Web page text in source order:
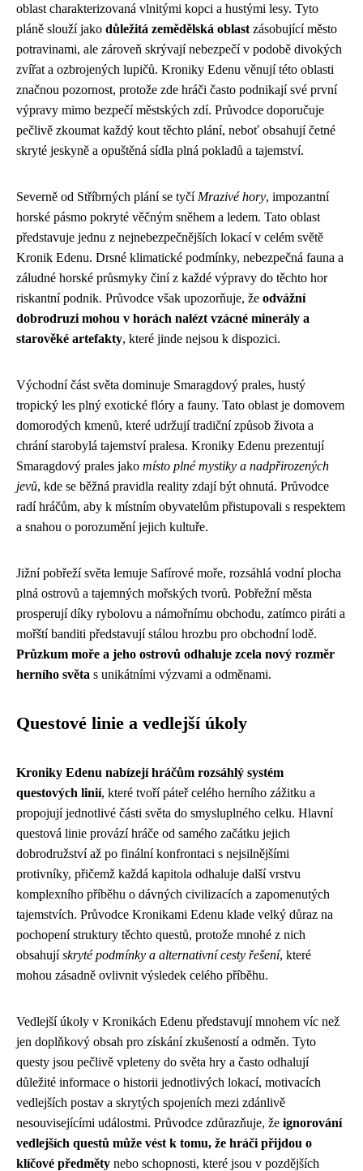
oblast charakterizovaná vlnitými kopci a hustými lesy. Tyto
pláně slouží jako důležitá zemědělská oblast zásobující město
potravinami, ale zároveň skrývají nebezpečí v podobě divokých
zvířat a ozbrojených lupičů. Kroniky Edenu věnují této oblasti
značnou pozornost, protože zde hráči často podnikají své první
výpravy mimo bezpečí městských zdí. Průvodce doporučuje
pečlivě zkoumat každý kout těchto plání, neboť obsahují četné
skryté jeskyně a opuštěná sídla plná pokladů a tajemství.
Severně od Stříbrných plání se tyčí Mrazivé hory, impozantní
horské pásmo pokryté věčným sněhem a ledem. Tato oblast
představuje jednu z nejnebezpečnějších lokací v celém světě
Kronik Edenu. Drsné klimatické podmínky, nebezpečná fauna a
záludné horské průsmyky činí z každé výpravy do těchto hor
riskantní podnik. Průvodce však upozorňuje, že odvážní
dobrodruzi mohou v horách nalézt vzácné minerály a
starověké artefakty, které jinde nejsou k dispozici.
Východní část světa dominuje Smaragdový prales, hustý
tropický les plný exotické flóry a fauny. Tato oblast je domovem
domorodých kmenů, které udržují tradiční způsob života a
chrání starobylá tajemství pralesa. Kroniky Edenu prezentují
Smaragdový prales jako místo plné mystiky a nadpřirozených
jevů, kde se běžná pravidla reality zdají být ohnutá. Průvodce
radí hráčům, aby k místním obyvatelům přistupovali s respektem
a snahou o porozumění jejich kultuře.
Jižní pobřeží světa lemuje Safírové moře, rozsáhlá vodní plocha
plná ostrovů a tajemných mořských tvorů. Pobřežní města
prosperují díky rybolovu a námořnímu obchodu, zatímco piráti a
mořští banditi představují stálou hrozbu pro obchodní lodě.
Průzkum moře a jeho ostrovů odhaluje zcela nový rozměr
herního světa s unikátními výzvami a odměnami.
Questové linie a vedlejší úkoly
Kroniky Edenu nabízejí hráčům rozsáhlý systém
questových linií, které tvoří páteř celého herního zážitku a
propojují jednotlivé části světa do smysluplného celku. Hlavní
questová linie provází hráče od samého začátku jejich
dobrodružství až po finální konfrontaci s nejsilnějšími
protivníky, přičemž každá kapitola odhaluje další vrstvu
komplexního příběhu o dávných civilizacích a zapomenutých
tajemstvích. Průvodce Kronikami Edenu klade velký důraz na
pochopení struktury těchto questů, protože mnohé z nich
obsahujískryté podmínky a alternativní cesty řešení, které
mohou zásadně ovlivnit výsledek celého příběhu.
Vedlejší úkoly v Kronikách Edenu představují mnohem víc než
jen doplňkový obsah pro získání zkušeností a odměn. Tyto
questy jsou pečlivě vpleteny do světa hry a často odhalují
důležité informace o historii jednotlivých lokací, motivacích
vedlejších postav a skrytých spojeních mezi zdánlivě
nesouvisejícími událostmi. Průvodce zdůrazňuje, že ignorování
vedlejších questů může vést k tomu, že hráči přijdou o
klíčové předměty nebo schopnosti, které jsou v pozdějších